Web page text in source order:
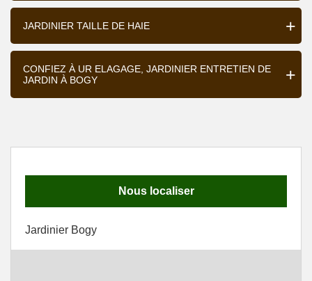
JARDINIER TAILLE DE HAIE
CONFIEZ À UR ELAGAGE, JARDINIER ENTRETIEN DE
JARDIN À BOGY
Nous localiser
Jardinier Bogy